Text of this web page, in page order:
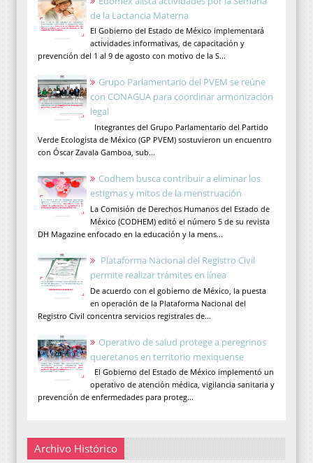
de la Lactancia Materna
El Gobierno del Estado de México implementará
actividades informativas, de capacitación y
prevención del 1 al 9 de agosto con motivo de la S...
Grupo Parlamentario del PVEM se reúne
con CONAGUA para coordinar armonización
legal
Integrantes del Grupo Parlamentario del Partido
Verde Ecologista de México (GP PVEM) sostuvieron un encuentro
con Óscar Zavala Gamboa, sub...
Codhem busca contribuir a eliminar los
estigmas y mitos de la menstruación
La Comisión de Derechos Humanos del Estado de
México (CODHEM) editó el número 5 de su revista
DH Magazine enfocado en la educación y la mens...
Plataforma Nacional del Registro Civil
permite realizar trámites en línea
De acuerdo con el gobierno de México, la puesta
en operación de la Plataforma Nacional del
Registro Civil concentra servicios registrales de...
Operativo de salud protege a peregrinos
queretanos en territorio mexiquense
El Gobierno del Estado de México implementó un
operativo de atención médica, vigilancia sanitaria y
prevención de enfermedades para proteg...
Archivo Histórico